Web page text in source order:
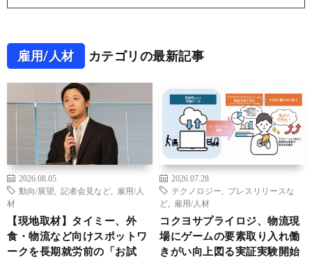
雇用/人材 カテゴリの最新記事
2026.08.05
動向/展望
記者会見など
雇用/人
材
【現地取材】タイミー、外
食・物流など向けスポットワ
ークを長期就労前の「お試
2026.07.28
テクノロジー
プレスリリースな
ど
雇用/人材
コクヨサプライロジ、物流現
場にゲームの要素取り入れ働
きがい向上図る実証実験開始